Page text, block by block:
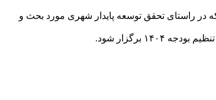
در راستای تحقق توسعه پایدار شهری مورد بحث و
برگزار شود.